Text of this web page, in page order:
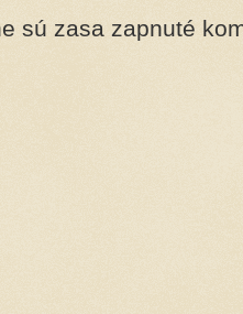
sú zasa zapnuté